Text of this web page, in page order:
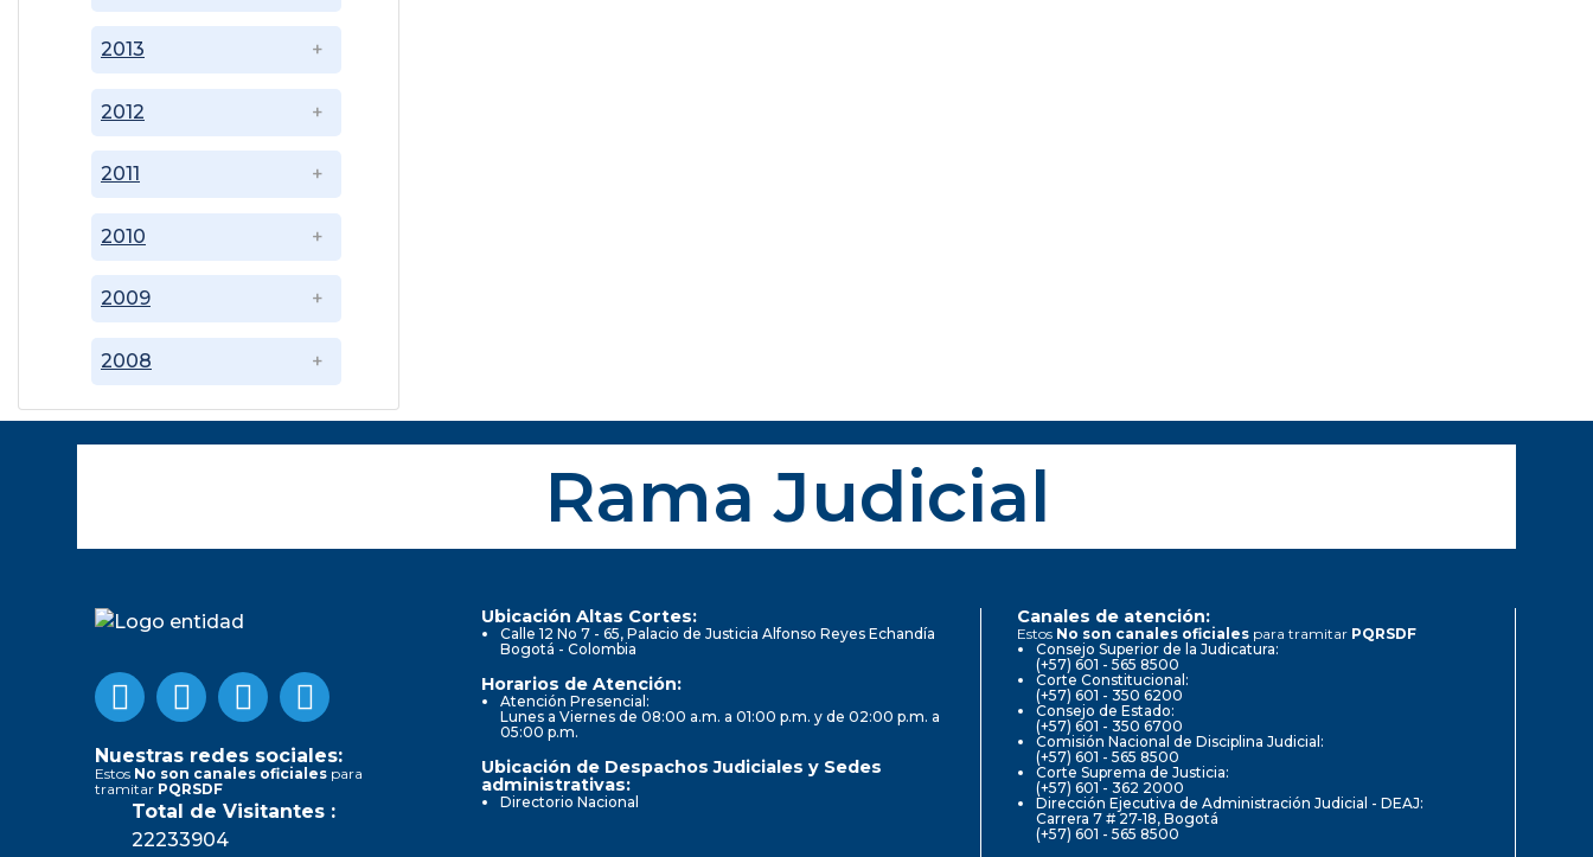
2008
2009
2010
2011
2012
2013
Rama Judicial
Nuestras redes sociales:
Estos No son canales oficiales para
tramitar PQRSDF
Total de Visitantes :
22233904
Ubicación Altas Cortes:
Calle 12 No 7 - 65, Palacio de Justicia Alfonso Reyes Echandía
Bogotá - Colombia
Horarios de Atención:
Atención Presencial:
Lunes a Viernes de 08:00 a.m. a 01:00 p.m. y de 02:00 p.m. a
05:00 p.m.
Ubicación de Despachos Judiciales y Sedes
administrativas:
Directorio Nacional
Canales de atención:
Estos No son canales oficiales para tramitar PQRSDF
Consejo Superior de la Judicatura:
(+57) 601 - 565 8500
Corte Constitucional:
(+57) 601 - 350 6200
Consejo de Estado:
(+57) 601 - 350 6700
Comisión Nacional de Disciplina Judicial:
(+57) 601 - 565 8500
Corte Suprema de Justicia:
(+57) 601 - 362 2000
Dirección Ejecutiva de Administración Judicial - DEAJ:
Carrera 7 # 27-18, Bogotá
(+57) 601 - 565 8500